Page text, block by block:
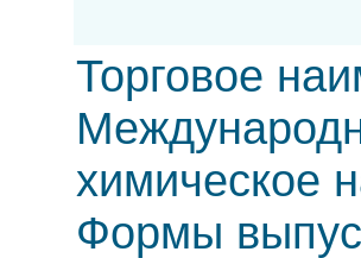
Торговое
химическое
Формы